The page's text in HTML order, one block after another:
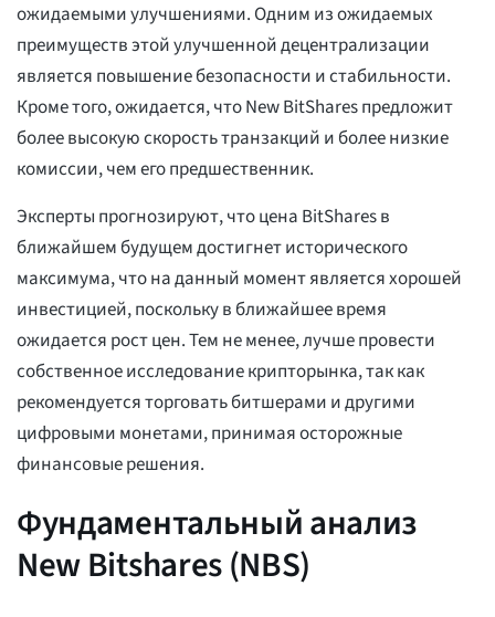
ожидаемыми улучшениями. Одним из ожидаемых
преимуществ этой улучшенной децентрализации
является повышение безопасности и стабильности.
Кроме того, ожидается, что New BitShares предложит
более высокую скорость транзакций и более низкие
комиссии, чем его предшественник.
Эксперты прогнозируют, что цена BitShares в
ближайшем будущем достигнет исторического
максимума, что на данный момент является хорошей
инвестицией, поскольку в ближайшее время
ожидается рост цен. Тем не менее, лучше провести
собственное исследование крипторынка, так как
рекомендуется торговать битшерами и другими
цифровыми монетами, принимая осторожные
финансовые решения.
Фундаментальный анализ
New Bitshares (NBS)